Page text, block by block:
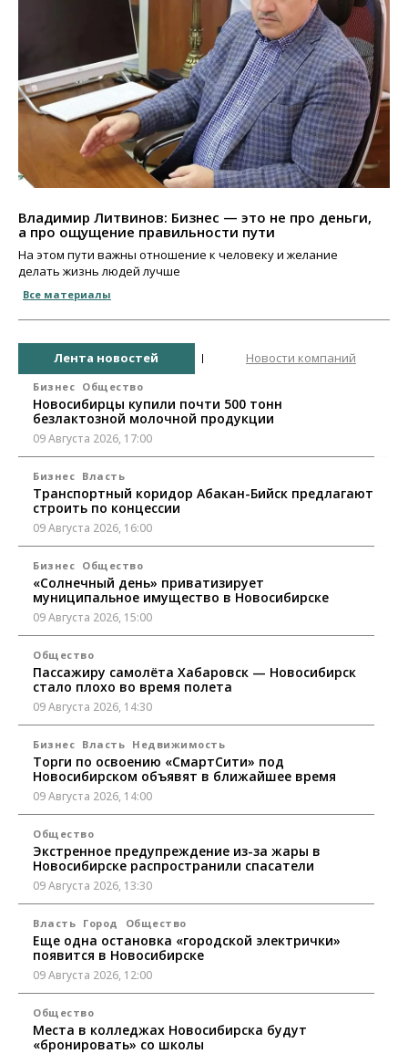
Владимир Литвинов: Бизнес — это не про деньги,
а про ощущение правильности пути
На этом пути важны отношение к человеку и желание
делать жизнь людей лучше
Все материалы
Лента новостей Новости компаний
Бизнес Общество
Новосибирцы купили почти 500 тонн
безлактозной молочной продукции
09 Августа 2026, 17:00
Бизнес Власть
Транспортный коридор Абакан-Бийск предлагают
строить по концессии
09 Августа 2026, 16:00
Бизнес Общество
«Солнечный день» приватизирует
муниципальное имущество в Новосибирске
09 Августа 2026, 15:00
Общество
Пассажиру самолёта Хабаровск — Новосибирск
стало плохо во время полета
09 Августа 2026, 14:30
Бизнес Власть Недвижимость
Торги по освоению «СмартСити» под
Новосибирском объявят в ближайшее время
09 Августа 2026, 14:00
Общество
Экстренное предупреждение из-за жары в
Новосибирске распространили спасатели
09 Августа 2026, 13:30
Власть Город Общество
Еще одна остановка «городской электрички»
появится в Новосибирске
09 Августа 2026, 12:00
Общество
Места в колледжах Новосибирска будут
«бронировать» со школы